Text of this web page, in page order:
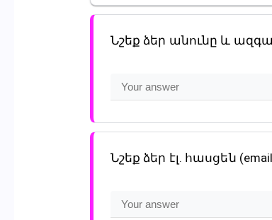
Նշեք ձեր անունը և
Նշեք ձեր էլ․ հասցեն